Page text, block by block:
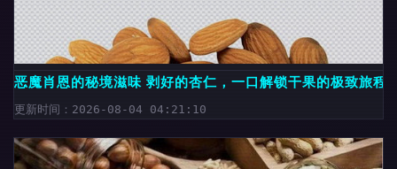
恶魔肖恩的秘境滋味 剥好的杏仁，一口解锁干果的极致旅程
更新时间：2026-08-04 04:21:10